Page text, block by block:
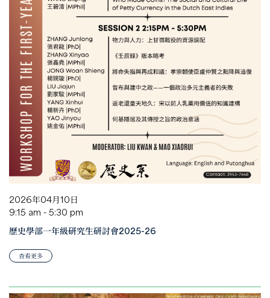
2026年04月10日
9:15 am - 5:30 pm
歷史學部一年級研究生研討會2025-26
查看更多